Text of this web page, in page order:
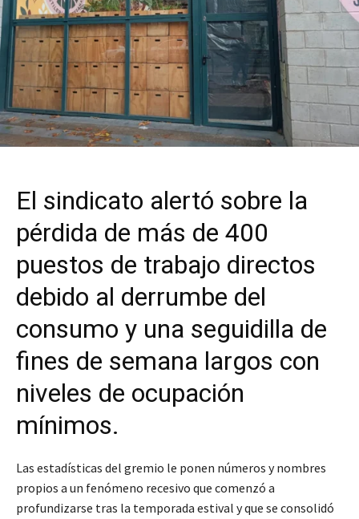
El sindicato alertó sobre la
pérdida de más de 400
puestos de trabajo directos
debido al derrumbe del
consumo y una seguidilla de
fines de semana largos con
niveles de ocupación
mínimos.
Las estadísticas del gremio le ponen números y nombres
propios a un fenómeno recesivo que comenzó a
profundizarse tras la temporada estival y que se consolidó